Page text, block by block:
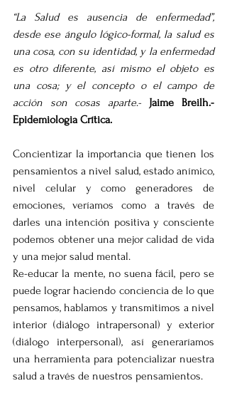
“La Salud es ausencia de enfermedad”,
desde ese ángulo lógico-formal, la salud es
una cosa, con su identidad, y la enfermedad
es otro diferente, así mismo el objeto es
una cosa; y el concepto o el campo de
acción son cosas aparte.- Jaime Breilh.-
Epidemiologia Crítica.
Concientizar la importancia que tienen los
pensamientos a nivel salud, estado anímico,
nivel celular y como generadores de
emociones, veríamos como a través de
darles una intención positiva y consciente
podemos obtener una mejor calidad de vida
y una mejor salud mental.
Re-educar la mente, no suena fácil, pero se
puede lograr haciendo conciencia de lo que
pensamos, hablamos y transmitimos a nivel
interior (diálogo intrapersonal) y exterior
(diálogo interpersonal), así generaríamos
una herramienta para potencializar nuestra
salud a través de nuestros pensamientos.